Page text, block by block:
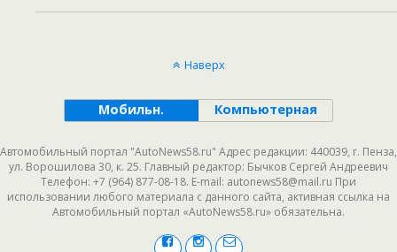
Наверх
Мобильн. Компьютерная
Автомобильный портал "AutoNews58.ru" Адрес редакции: 440039, г. Пенза,
ул. Ворошилова 30, к. 25. Главный редактор: Бычков Сергей Андреевич
Телефон: +7 (964) 877-08-18. E-mail: autonews58@mail.ru При
использовании любого материала с данного сайта, активная ссылка на
Автомобильный портал «AutoNews58.ru» обязательна.